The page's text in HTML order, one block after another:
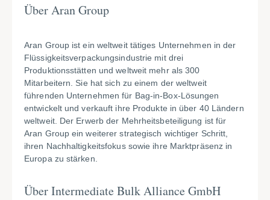
Über Aran Group
Aran Group ist ein weltweit tätiges Unternehmen in der
Flüssigkeitsverpackungsindustrie mit drei
Produktionsstätten und weltweit mehr als 300
Mitarbeitern. Sie hat sich zu einem der weltweit
führenden Unternehmen für Bag-in-Box-Lösungen
entwickelt und verkauft ihre Produkte in über 40 Ländern
weltweit. Der Erwerb der Mehrheitsbeteiligung ist für
Aran Group ein weiterer strategisch wichtiger Schritt,
ihren Nachhaltigkeitsfokus sowie ihre Marktpräsenz in
Europa zu stärken.
Über Intermediate Bulk Alliance GmbH